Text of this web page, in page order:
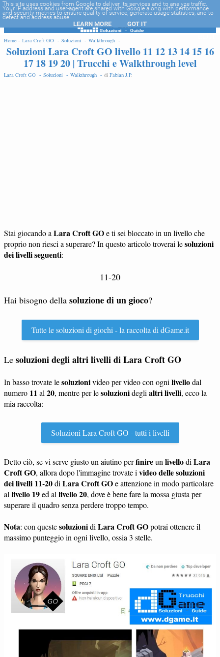
-->
Home - Lara Croft GO - Soluzioni - Walkthrough -
Soluzioni Lara Croft GO livello 11 12 13 14 15 16
17 18 19 20 | Trucchi e Walkthrough level
Lara Croft GO - Soluzioni - Walkthrough - di Fabian J.P.
Stai giocando a Lara Croft GOe ti sei bloccato in un livello che
proprio non riesci a superare? In questo articolo troverai lesoluzioni
dei livelli seguenti:
11-20
Hai bisogno della soluzione di un gioco?
Tutte le soluzioni di giochi - la raccolta di dGame.it
Le soluzioni degli altri livelli di Lara Croft GO
In basso trovate lesoluzionivideo per video con ogni livellodal
numero 11 al 20, mentre per lesoluzionidegli altri livelli, ecco la
mia raccolta:
Soluzioni Lara Croft GO - tutti i livelli
Detto ciò, se vi serve giusto un aiutino perfinireun livellodi Lara
Croft GO, allora dopo l'immagine trovate i video delle soluzioni
dei livelli 11-20di Lara Croft GOe attenzione in modo particolare
al livello 19ed al livello 20, dove è bene fare la mossa giusta per
superare il quadro senza perdere troppo tempo.
Nota: con questesoluzionidi Lara Croft GOpotrai ottenere il
massimo punteggio in ogni livello, ossia 3 stelle.
EDIT
This site uses cookies from Google to deliver its services and to analyze traffic.
Your IP address and user-agent are shared with Google along with performance
and security metrics to ensure quality of service, generate usage statistics, and to
detect and address abuse.
LEARN MORE GOT IT